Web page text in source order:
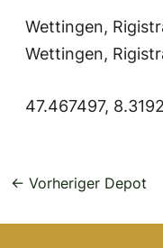
Wettingen,
Wettingen,
47.467497,
← Vorheriger Depot